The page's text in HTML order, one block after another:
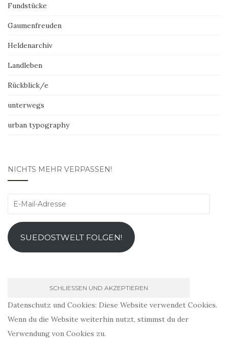
Fundstücke
Gaumenfreuden
Heldenarchiv
Landleben
Rückblick/e
unterwegs
urban typography
NICHTS MEHR VERPASSEN!
E-
Adresse
SUEDOSTWELT FOLGEN!
Datenschutz und Cookies: Diese Website verwendet Cookies.
Wenn du die Website weiterhin nutzt, stimmst du der
Verwendung von Cookies zu.